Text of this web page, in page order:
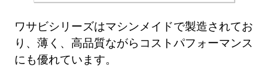
ワサビシリーズはマシンメイドで製造されてお
り、薄く、高品質ながらコストパフォーマンス
にも優れています。